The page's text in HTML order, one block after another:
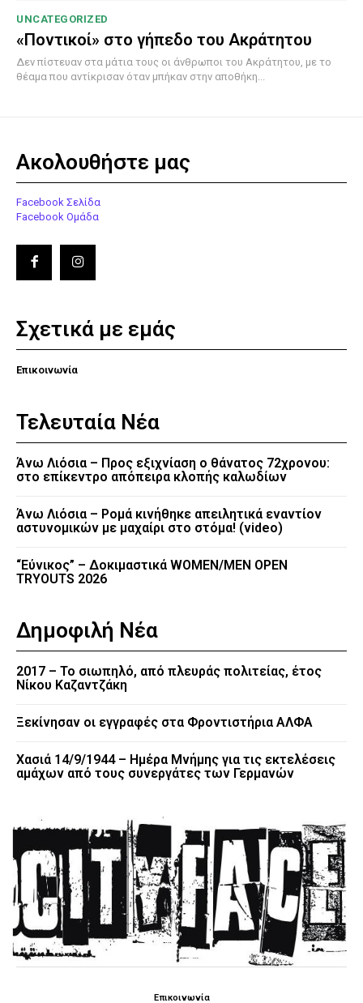
UNCATEGORIZED
«Ποντικοί» στο γήπεδο του Ακράτητου
Δεν πίστευαν στα μάτια τους οι άνθρωποι του Ακράτητου, με το
θέαμα που αντίκρισαν όταν μπήκαν στην αποθήκη...
Ακολουθήστε μας
Facebook Σελίδα
Facebook Ομάδα
Σχετικά με εμάς
Επικοινωνία
Τελευταία Νέα
Άνω Λιόσια – Προς εξιχνίαση ο θάνατος 72χρονου:
στο επίκεντρο απόπειρα κλοπής καλωδίων
Άνω Λιόσια – Ρομά κινήθηκε απειλητικά εναντίον
αστυνομικών με μαχαίρι στο στόμα! (video)
“Εύνικος” – Δοκιμαστικά WOMEN/MEN OPEN
TRYOUTS 2026
Δημοφιλή Νέα
2017 – Το σιωπηλό, από πλευράς πολιτείας, έτος
Νίκου Καζαντζάκη
Ξεκίνησαν οι εγγραφές στα Φροντιστήρια ΑΛΦΑ
Χασιά 14/9/1944 – Ημέρα Μνήμης για τις εκτελέσεις
αμάχων από τους συνεργάτες των Γερμανών
Επικοινωνία